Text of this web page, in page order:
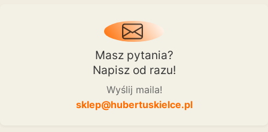
Masz pytania?
Napisz od razu!
Wyślij maila!
sklep@hubertuskielce.pl